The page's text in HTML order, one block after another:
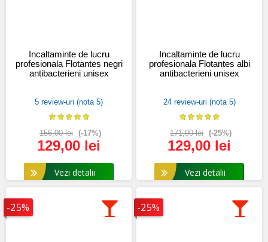
Incaltaminte de lucru
profesionala Flotantes negri
antibacterieni unisex
5 review-uri (nota 5)
156,00 lei (-17%)
129,00 lei
Vezi detalii
Incaltaminte de lucru
profesionala Flotantes albi
antibacterieni unisex
24 review-uri (nota 5)
171,00 lei (-25%)
129,00 lei
Vezi detalii
-25% -25%